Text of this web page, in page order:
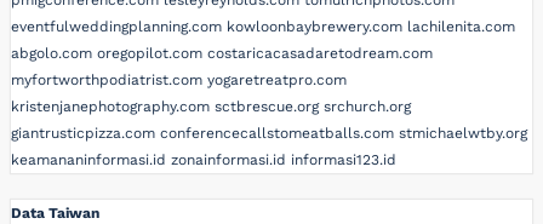
eventfulweddingplanning.com kowloonbaybrewery.com lachilenita.com
abgolo.com oregopilot.com costaricacasadaretodream.com
myfortworthpodiatrist.com yogaretreatpro.com
kristenjanephotography.com sctbrescue.org srchurch.org
giantrusticpizza.com conferencecallstomeatballs.com stmichaelwtby.org
keamananinformasi.id zonainformasi.id informasi123.id
Data Taiwan